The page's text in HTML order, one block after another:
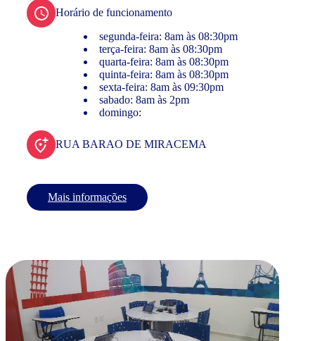
Horário de funcionamento
segunda-feira: 8am às 08:30pm
terça-feira: 8am às 08:30pm
quarta-feira: 8am às 08:30pm
quinta-feira: 8am às 08:30pm
sexta-feira: 8am às 09:30pm
sabado: 8am às 2pm
domingo:
RUA BARAO DE MIRACEMA
Mais informações